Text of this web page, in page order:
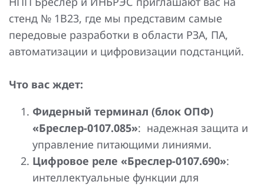
Повышение надежности электроснабжения
Шкафы РЗА 110-220 кВ
Устройства релейной защиты и автоматики
присоединений 6-35кВ
Определение поврежденного фидера
Промышленная автоматизация
стенд № 1В23, где мы представим самые
передовые разработки в области РЗА, ПА,
автоматизации и цифровизации подстанций.
Что вас ждет:
Фидерный терминал (блок ОПФ)
«Бреслер-0107.085»: надежная защита и
управление питающими линиями.
Цифровое реле «Бреслер-0107.690»:
интеллектуальные функции для